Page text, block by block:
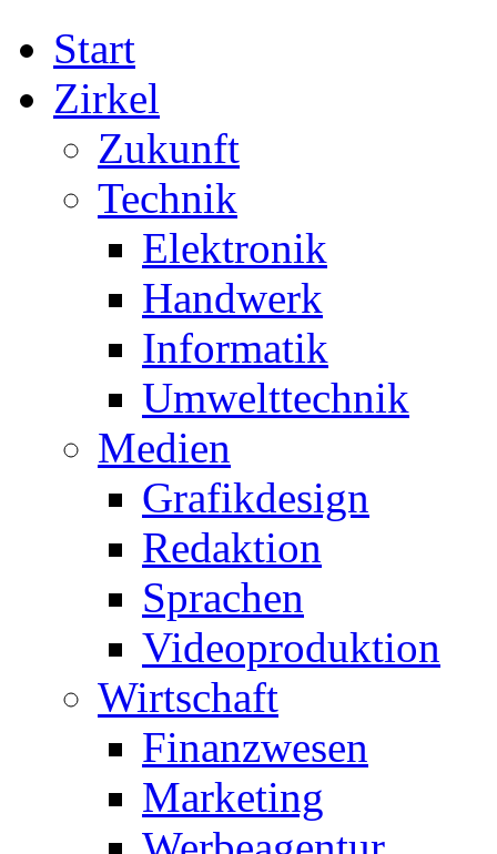
Start
Zirkel
Zukunft
Technik
Elektronik
Handwerk
Informatik
Umwelttechnik
Medien
Grafikdesign
Redaktion
Sprachen
Videoproduktion
Wirtschaft
Finanzwesen
Marketing